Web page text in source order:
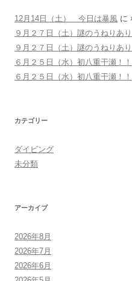
12月14日（土） 今日は暴風 に
９月２７日（土）謎のうねりあり
９月２７日（土）謎のうねりあり
６月２５日（水）初八重干瀬！！
６月２５日（水）初八重干瀬！！
カテゴリー
ダイビング
未分類
アーカイブ
2026年8月
2026年7月
2026年6月